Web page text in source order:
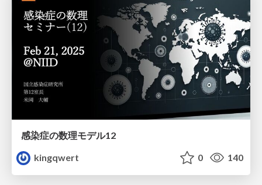
感染症の数理モデル12
kingqwert
0 140